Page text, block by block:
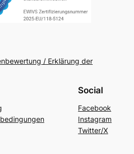
/ Erklärung der
Social
Facebook
Instagram
Twitter/X